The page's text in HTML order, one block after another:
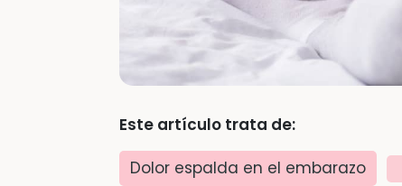
Este artículo trata de:
Dolor espalda en el embarazo